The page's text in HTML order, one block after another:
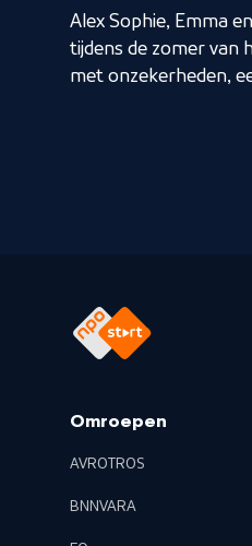
Alex Sophie, Emma
tijdens de zomer van
met onzekerheden,
Omroepen
AVROTROS
BNNVARA